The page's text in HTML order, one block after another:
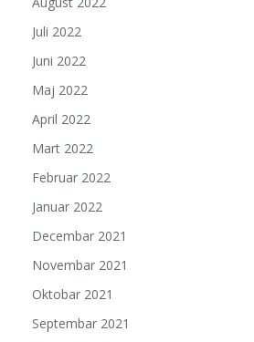
Juli 2022
Juni 2022
Maj 2022
April 2022
Mart 2022
Februar 2022
Januar 2022
Decembar 2021
Novembar 2021
Oktobar 2021
Septembar 2021